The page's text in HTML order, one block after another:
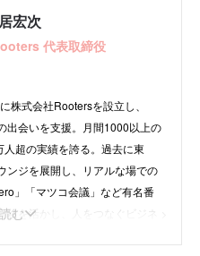
宏次
代表取締役
株式会社Rootersを設立し、
出会いを支援。月間1000以上の
超の実績を誇る。過去に東
ンジを展開し、リアルな場での
」「マツコ会議」など有名番
を活かし、人をつなぐビジネ
む